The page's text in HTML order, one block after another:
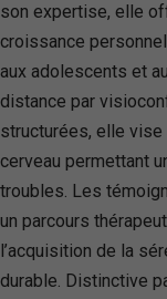
son expertise, elle
croissance
aux adolescents et
distance par
structurées, elle
cerveau permettant
troubles. Les
un parcours
l’acquisition de la
durable. Distinctive